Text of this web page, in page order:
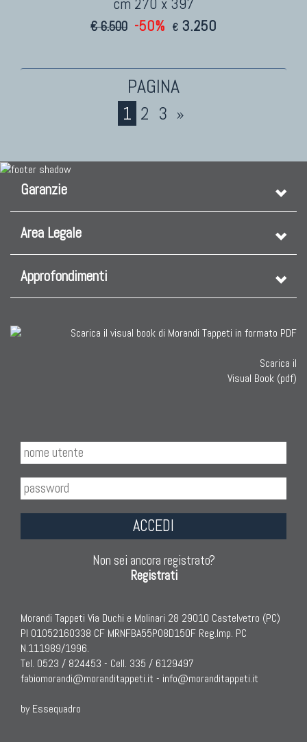
€ 6.500 -50% € 3.250
1 2 3 »
Garanzie
Area Legale
Approfondimenti
Scarica il
Visual Book (pdf)
ACCEDI
Non sei ancora registrato?
Registrati
Morandi Tappeti Via Duchi e Molinari 28 29010 Castelvetro (PC)
PI 01052160338 CF MRNFBA55P08D150F Reg.Imp. PC
N.111989/1996.
Tel. 0523 / 824453 - Cell. 335 / 6129497
fabiomorandi@moranditappeti.it - info@moranditappeti.it
by Essequadro